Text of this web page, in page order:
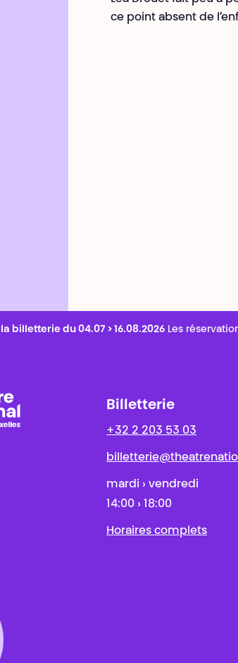
ce point absent de
billetterie du 04.07 > 16.08.2026 Les
Billetterie
+32 2 203 53 03
mardi › vendredi
14:00 › 18:00
Horaires complets